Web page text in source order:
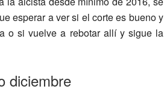
esperar a ver si el corte es bueno y
o si vuelve a rebotar allí y sigue la
diciembre